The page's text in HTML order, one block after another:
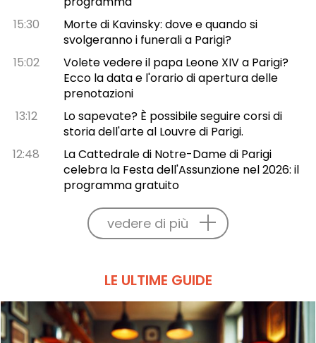
15:30
Morte di Kavinsky: dove e quando si
svolgeranno i funerali a Parigi?
15:02
Volete vedere il papa Leone XIV a Parigi?
Ecco la data e l'orario di apertura delle
prenotazioni
13:12
Lo sapevate? È possibile seguire corsi di
storia dell'arte al Louvre di Parigi.
12:48
La Cattedrale di Notre-Dame di Parigi
celebra la Festa dell'Assunzione nel 2026: il
programma gratuito
vedere di più
LE ULTIME GUIDE